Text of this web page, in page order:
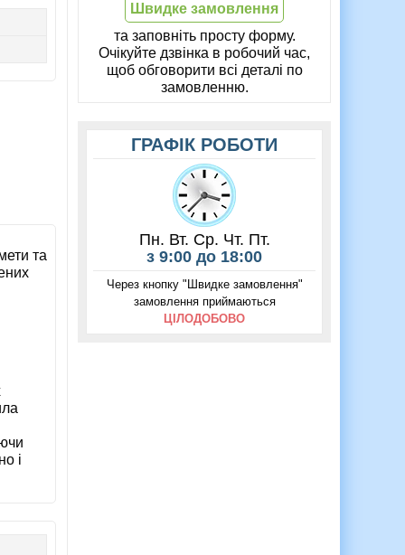
та
і
Швидке замовлення
та заповніть просту форму.
Очікуйте дзвінка в робочий час,
щоб обговорити всі деталі по
замовленню.
ГРАФІК РОБОТИ
Пн. Вт. Ср. Чт. Пт.
з 9:00 до 18:00
Через кнопку "Швидке замовлення"
замовлення приймаються
ЦІЛОДОБОВО